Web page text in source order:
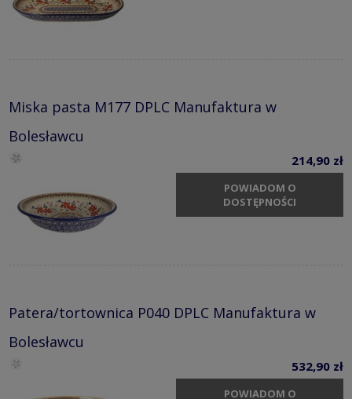
Miska pasta M177 DPLC Manufaktura w
Bolesławcu
214,90 zł
POWIADOM O
DOSTĘPNOŚCI
Patera/tortownica P040 DPLC Manufaktura w
Bolesławcu
532,90 zł
POWIADOM O